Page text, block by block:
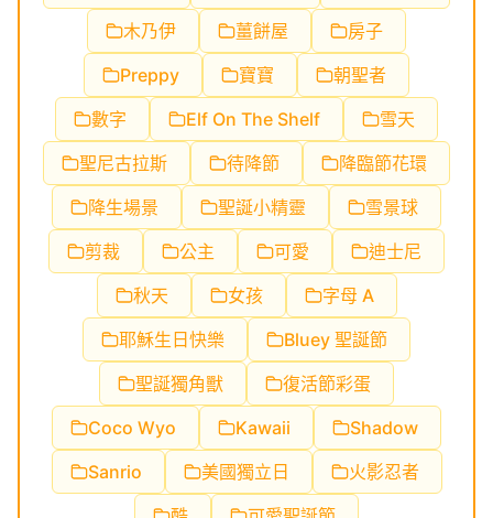
木乃伊
薑餅屋
房子
Preppy
寶寶
朝聖者
數字
Elf On The Shelf
雪天
聖尼古拉斯
待降節
降臨節花環
降生場景
聖誕小精靈
雪景球
剪裁
公主 可愛
迪士尼
秋天
女孩
字母 A
耶穌生日快樂
Bluey 聖誕節
聖誕獨角獸
復活節彩蛋
Coco Wyo
Kawaii
Shadow
Sanrio
美國獨立日
火影忍者